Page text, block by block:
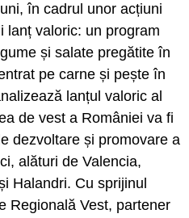
în cadrul unor acțiuni
lanț valoric: un program
și salate pregătite în
pe carne și pește în
lanțul valoric al
de vest a României va fi
dezvoltare și promovare a
alături de Valencia,
Halandri. Cu sprijinul
Regională Vest, partener